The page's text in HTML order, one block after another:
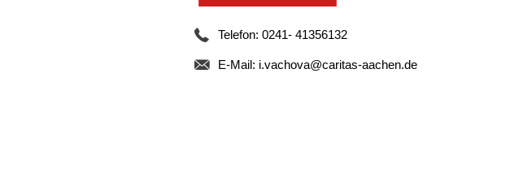
Telefon: 0241- 41356132
E-Mail: i.vachova@caritas-aachen.de